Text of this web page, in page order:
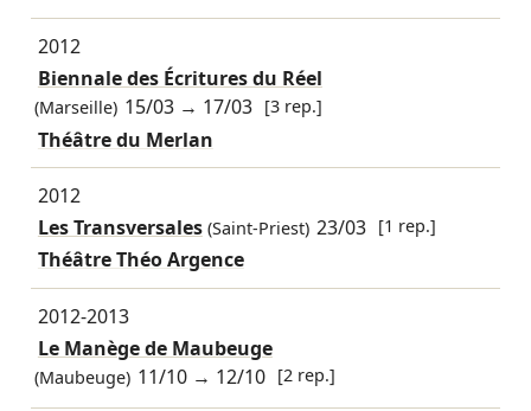
2012
Biennale des Écritures du Réel
(Marseille) 15/03 → 17/03 [3 rep.]
Théâtre du Merlan
2012
Les Transversales(Saint-Priest) 23/03 [1 rep.]
Théâtre Théo Argence
2012-2013
Le Manège de Maubeuge
(Maubeuge) 11/10 → 12/10 [2 rep.]